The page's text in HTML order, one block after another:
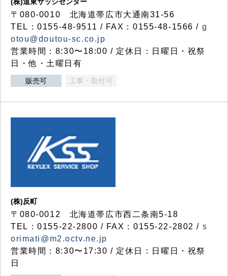
〒080-0010 北海道帯広市大通南31-56
TEL：0155-48-9511 / FAX：0155-48-1566 / g
otou@doutou-sc.co.jp
営業時間：8:30〜18:00 / 定休日：日曜日・祝祭
日・他・土曜日有
販売可 工事・取付可
(株)反町
〒080-0012 北海道帯広市西二条南5-18
TEL：0155-22-2800 / FAX：0155-22-2802 / s
orimati@m2.octv.ne.jp
営業時間：8:30〜17:30 / 定休日：日曜日・祝祭
日